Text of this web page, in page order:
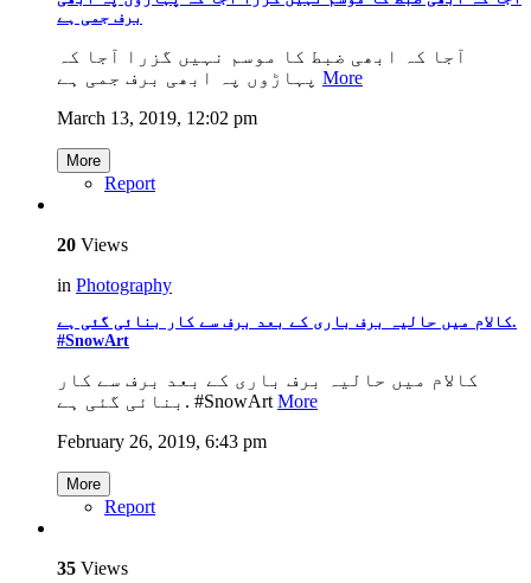
برف جمی ہے
آجا کہ ابھی ضبط کا موسم نہیں گزرا آجا کہ
More
March 13, 2019, 12:02 pm
More
Report
20 Views
in Photography
کالام میں حالیہ برف باری کے بعد برف سے کار بنائی گئی ہے.
#SnowArt
کالام میں حالیہ برف باری کے بعد برف سے کار
بنائی گئی ہے. #SnowArt More
February 26, 2019, 6:43 pm
More
Report
35 Views